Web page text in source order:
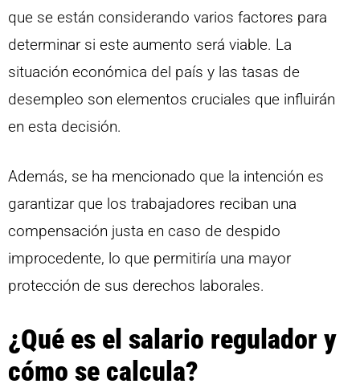
que se están considerando varios factores para
determinar si este aumento será viable. La
situación económica del país y las tasas de
desempleo son elementos cruciales que influirán
en esta decisión.
Además, se ha mencionado que la intención es
garantizar que los trabajadores reciban una
compensación justa en caso de despido
improcedente, lo que permitiría una mayor
protección de sus derechos laborales.
¿Qué es el salario regulador y
cómo se calcula?